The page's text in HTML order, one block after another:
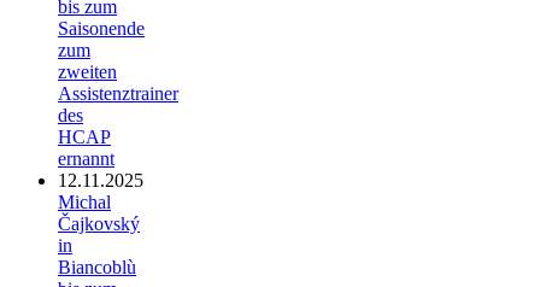
bis zum
Saisonende
zum
zweiten
Assistenztrainer
des
HCAP
ernannt
12.11.2025
Michal
Čajkovský
in
Biancoblù